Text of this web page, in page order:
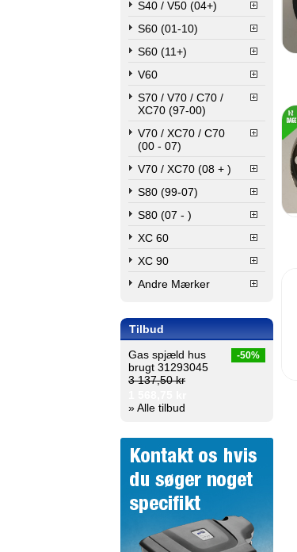
S40 / V50 (04+)
S60 (01-10)
S60 (11+)
V60
S70 / V70 / C70 /
XC70 (97-00)
V70 / XC70 / C70
(00 - 07)
V70 / XC70 (08 + )
S80 (99-07)
S80 (07 - )
XC 60
XC 90
Andre Mærker
Tilbud
-50%
Gas spjæld hus
brugt 31293045
3 137,50 kr
» Alle tilbud